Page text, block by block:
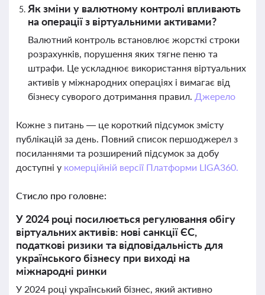
Як зміни у валютному контролі впливають
на операції з віртуальними активами?
Валютний контроль встановлює жорсткі строки
розрахунків, порушення яких тягне пеню та
штрафи. Це ускладнює використання віртуальних
активів у міжнародних операціях і вимагає від
бізнесу суворого дотримання правил. Джерело
Кожне з питань — це короткий підсумок змісту
публікацій за день. Повний список першоджерел з
посиланнями та розширений підсумок за добу
доступні у комерційній версії Платформи LIGA360.
Стисло про головне:
У 2024 році посилюється регулювання обігу
віртуальних активів: нові санкції ЄС,
податкові ризики та відповідальність для
українського бізнесу при виході на
міжнародні ринки
У 2024 році український бізнес, який активно